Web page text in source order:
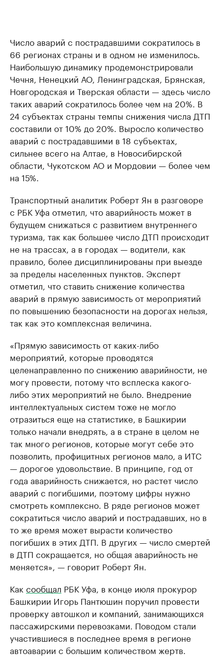
Число аварий с пострадавшими сократилось в
66 регионах страны и в одном не изменилось.
Наибольшую динамику продемонстрировали
Чечня, Ненецкий АО, Ленинградская, Брянская,
Новгородская и Тверская области — здесь число
таких аварий сократилось более чем на 20%. В
24 субъектах страны темпы снижения числа ДТП
составили от 10% до 20%. Выросло количество
аварий с пострадавшими в 18 субъектах,
сильнее всего на Алтае, в Новосибирской
области, Чукотском АО и Мордовии — более чем
на 15%.
Транспортный аналитик Роберт Ян в разговоре
с РБК Уфа отметил, что аварийность может в
будущем снижаться с развитием внутреннего
туризма, так как большее число ДТП происходит
не на трассах, а в городах — водители, как
правило, более дисциплинированы при выезде
за пределы населенных пунктов. Эксперт
отметил, что ставить снижение количества
аварий в прямую зависимость от мероприятий
по повышению безопасности на дорогах нельзя,
так как это комплексная величина.
«Прямую зависимость от каких-либо
мероприятий, которые проводятся
целенаправленно по снижению аварийности, не
могу провести, потому что всплеска какого-
либо этих мероприятий не было. Внедрение
интеллектуальных систем тоже не могло
отразиться еще на статистике, в Башкирии
только начали внедрять, а в стране в целом не
так много регионов, которые могут себе это
позволить, профицитных регионов мало, а ИТС
— дорогое удовольствие. В принципе, год от
года аварийность снижается, но растет число
аварий с погибшими, поэтому цифры нужно
смотреть комплексно. В ряде регионов может
сократиться число аварий и пострадавших, но в
то же время может вырасти количество
погибших в этих ДТП. В других — число смертей
в ДТП сокращается, но общая аварийность не
меняется», — говорит Роберт Ян.
Как сообщал РБК Уфа, в конце июля прокурор
Башкирии Игорь Пантюшин поручил провести
проверку автошкол и компаний, занимающихся
пассажирскими перевозками. Поводом стали
участившиеся в последнее время в регионе
автоаварии с большим количеством жертв.